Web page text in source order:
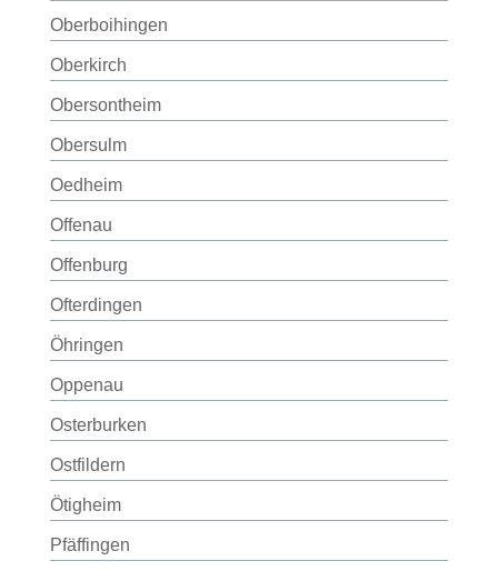
Oberboihingen
Oberkirch
Obersontheim
Obersulm
Oedheim
Offenau
Offenburg
Ofterdingen
Öhringen
Oppenau
Osterburken
Ostfildern
Ötigheim
Pfäffingen